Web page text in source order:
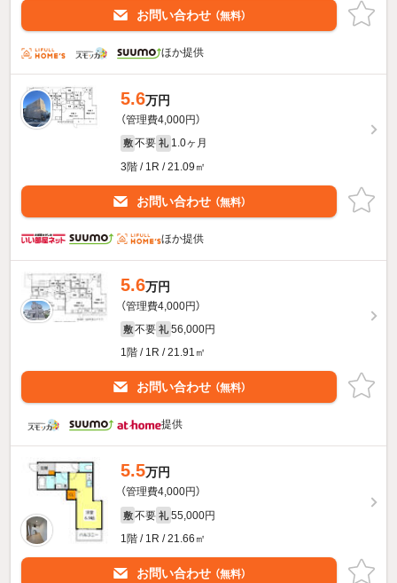
お問い合わせ （無料）
ほか提供
5.6万円
（管理費4,000円）
敷 不要 礼 1.0ヶ月
3階 / 1R / 21.09㎡
お問い合わせ （無料）
ほか提供
5.6万円
（管理費4,000円）
敷 不要 礼 56,000円
1階 / 1R / 21.91㎡
お問い合わせ （無料）
提供
5.5万円
（管理費4,000円）
敷 不要 礼 55,000円
1階 / 1R / 21.66㎡
お問い合わせ （無料）